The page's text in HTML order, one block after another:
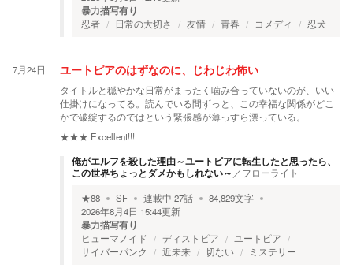
暴力描写有り
忍者 日常の大切さ 友情 青春 コメディ 忍犬
7月24日 ユートピアのはずなのに、じわじわ怖い
タイトルと穏やかな日常がまったく噛み合っていないのが、いい
仕掛けになってる。読んでいる間ずっと、この幸福な関係がどこ
かで破綻するのではという緊張感が薄っすら漂っている。
★★★ Excellent!!!
俺がエルフを殺した理由～ユートピアに転生したと思ったら、
この世界ちょっとダメかもしれない～ ／フローライト
★88 SF 連載中 27話 84,829文字
2026年8月4日 15:44更新
暴力描写有り
ヒューマノイド ディストピア
ユートピア
サイバーパンク
近未来 切ない ミステリー